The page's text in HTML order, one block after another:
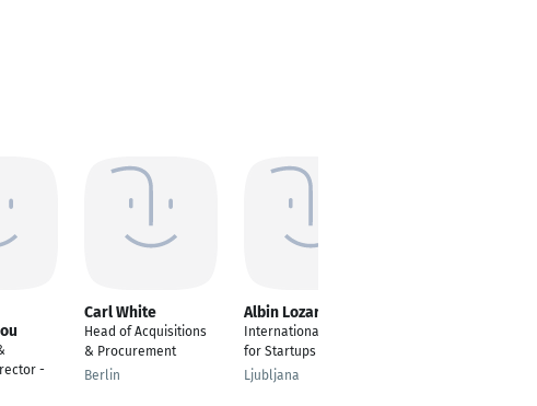
-
Carl White
Head of Acquisitions
& Procurement
Berlin
Albin Lozar
International Tracker
for Startups
Ljubljana